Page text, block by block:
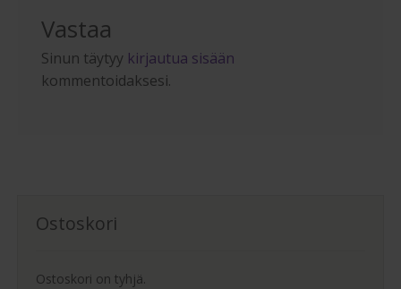
Vastaa
Sinun täytyy kirjautua sisään
kommentoidaksesi.
Ostoskori
Ostoskori on tyhjä.